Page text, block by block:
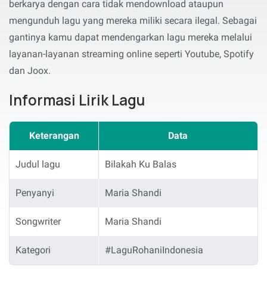
berkarya dengan cara tidak mendownload ataupun
mengunduh lagu yang mereka miliki secara ilegal. Sebagai
gantinya kamu dapat mendengarkan lagu mereka melalui
layanan-layanan streaming online seperti Youtube, Spotify
dan Joox.
Informasi Lirik Lagu
Keterangan Data
Judul lagu Bilakah Ku Balas
Penyanyi Maria Shandi
Songwriter Maria Shandi
Kategori #LaguRohaniIndonesia